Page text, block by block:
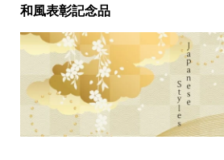
和風表彰記念品